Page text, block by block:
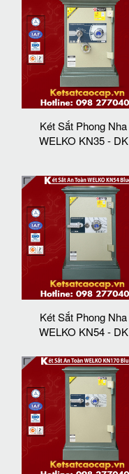
Két Sắt Phong Nha
WELKO KN35 - DK
Két Sắt Phong Nha
WELKO KN54 - DK